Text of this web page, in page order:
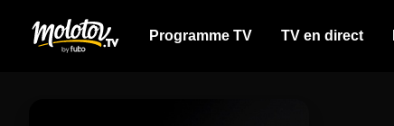
Programme TV TV en direct